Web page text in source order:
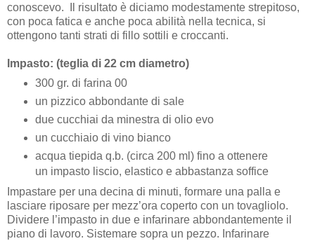
conoscevo.
Il risultato è diciamo modestamente strepitoso,
con poca fatica e anche poca abilità nella tecnica, si
ottengono tanti strati di fillo sottili e croccanti.
Impasto: (teglia di 22 cm diametro)
300 gr. di farina 00
un pizzico abbondante di sale
due cucchiai da minestra di olio evo
un cucchiaio di vino bianco
acqua tiepida q.b. (circa 200 ml) fino a ottenere
un impasto liscio, elastico e abbastanza soffice
Impastare per una decina di minuti, formare una palla e
lasciare riposare per mezz’ora coperto con un tovagliolo.
Dividere l’impasto in due e infarinare abbondantemente il
piano di lavoro. Sistemare sopra un pezzo. Infarinare